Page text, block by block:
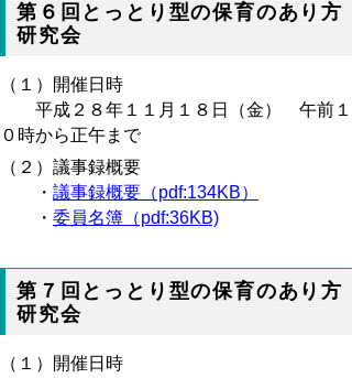
第６回とっとり型の保育のあり方
研究会
（１）開催日時
平成２８年１１月１８日（金） 午前１
０時から正午まで
（２）議事録概要
・ 議事録概要（pdf:134KB）
・ 委員名簿（pdf:36KB)
第７回とっとり型の保育のあり方
研究会
（１）開催日時